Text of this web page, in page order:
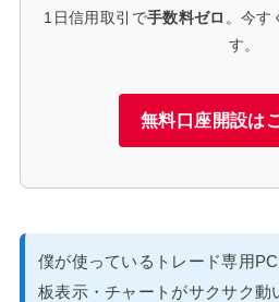
1日信用取引で手数料ゼロ 。今す
す。
無料口座開設は
僕が使っているトレード専用
板表示・チャートがサクサク動